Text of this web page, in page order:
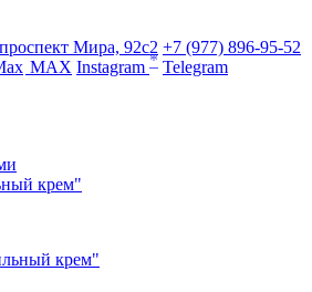
Мира, 92с2 +7 (977) 896-95-52
MAX Instagram * Telegram
крем"